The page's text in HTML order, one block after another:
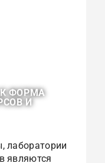
ФОРМА
И
лаборатории
являются